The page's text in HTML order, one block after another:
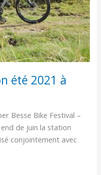
été 2021 à
Besse Bike Festival –
end de juin la station
conjointement avec